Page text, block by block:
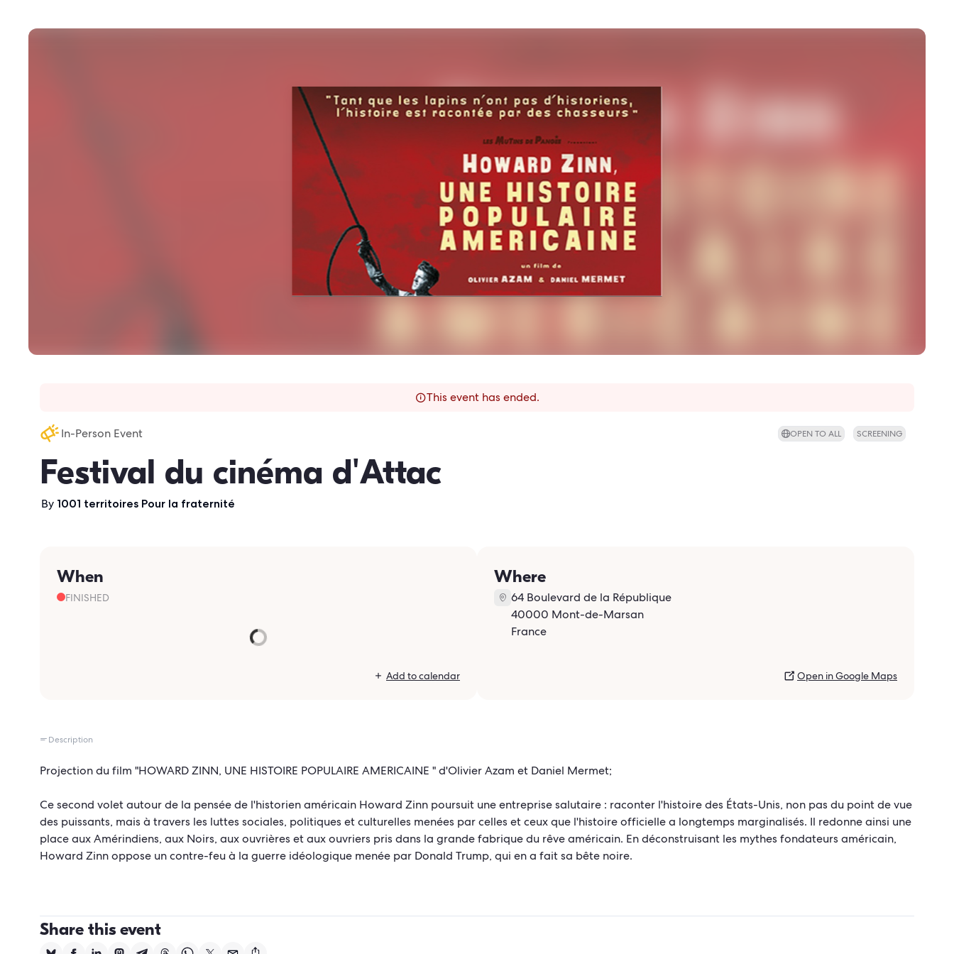
This event has ended.
In-Person Event OPEN TO ALL SCREENING
Festival du cinéma d'Attac
By 1001 territoires Pour la fraternité
When
FINISHED
Add to calendar
Where
64 Boulevard de la République
40000 Mont-de-Marsan
France
Open in Google Maps
Description
Projection du film "HOWARD ZINN, UNE HISTOIRE POPULAIRE AMERICAINE " d'Olivier Azam et Daniel Mermet;
Ce second volet autour de la pensée de l'historien américain Howard Zinn poursuit une entreprise salutaire : raconter l'histoire des États-Unis, non pas du point de vue
des puissants, mais à travers les luttes sociales, politiques et culturelles menées par celles et ceux que l'histoire officielle a longtemps marginalisés. Il redonne ainsi une
place aux Amérindiens, aux Noirs, aux ouvrières et aux ouvriers pris dans la grande fabrique du rêve américain. En déconstruisant les mythes fondateurs américain,
Howard Zinn oppose un contre-feu à la guerre idéologique menée par Donald Trump, qui en a fait sa bête noire.
Share this event